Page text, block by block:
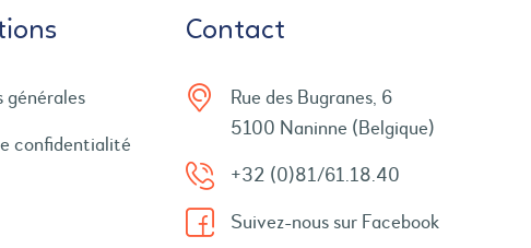
générales
confidentialité
Contact
Rue des Bugranes, 6
5100 Naninne (Belgique)
+32 (0)81/61.18.40
Suivez-nous sur Facebook